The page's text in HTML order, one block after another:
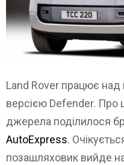
Land Rover працює
версією Defender. Про
джерела поділилося
AutoExpress.
позашляховик вийде